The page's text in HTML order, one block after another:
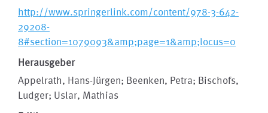
http://www.springerlink.com/content/978-3-642-
29208-
8#section=1079093&amp;page=1&amp;locus=0
Herausgeber
Appelrath, Hans-Jürgen; Beenken, Petra; Bischofs,
Ludger; Uslar, Mathias